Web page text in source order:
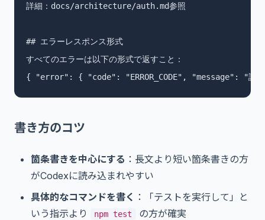
詳細：docs/architecture/auth.md参照
## エラーレスポンス形式
すべてのエラーは以下の形式で返すこと：
{ "error": { "code": "ERROR_CODE", "message": "説
書き方のコツ
箇条書きを中心にする ：長文より短い箇条書きの方
がCodexに読み込まれやすい
具体的なコマンドを書く ：「テストを実行して」と
いう指示より
npm test
の方が確実